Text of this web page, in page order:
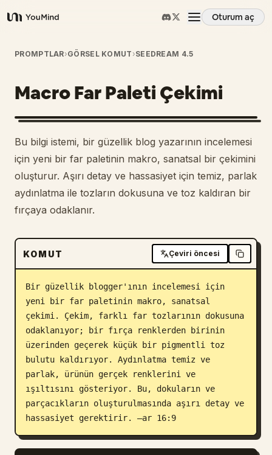
YouMind
Oturum aç
Genel Bakış
Kullanım Senaryoları
İstemler
Fiyatlandırma
İndir
Blog
Güncellemeler
PROMPTLAR›GÖRSEL KOMUT ›SEEDREAM 4.5
Macro Far Paleti Çekimi
Bu bilgi istemi, bir güzellik blog yazarının incelemesi
için yeni bir far paletinin makro, sanatsal bir çekimini
oluşturur. Aşırı detay ve hassasiyet için temiz, parlak
aydınlatma ile tozların dokusuna ve toz kaldıran bir
fırçaya odaklanır.
KOMUT Çeviri öncesi
Bir güzellik blogger'ının incelemesi için
yeni bir far paletinin makro, sanatsal
çekimi. Çekim, farklı far tozlarının dokusuna
odaklanıyor; bir fırça renklerden birinin
üzerinden geçerek küçük bir pigmentli toz
bulutu kaldırıyor. Aydınlatma temiz ve
parlak, ürünün gerçek renklerini ve
ışıltısını gösteriyor. Bu, dokuların ve
parçacıkların oluşturulmasında aşırı detay ve
hassasiyet gerektirir. –ar 16:9